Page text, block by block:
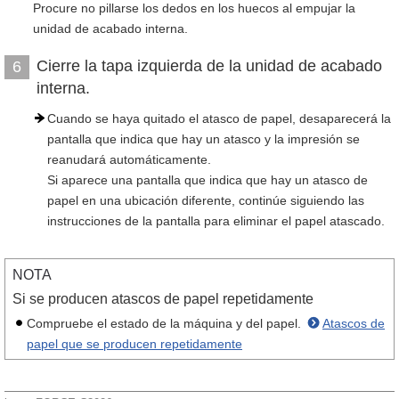
Procure no pillarse los dedos en los huecos al empujar la
unidad de acabado interna.
6
Cierre la tapa izquierda de la unidad de acabado
interna.
Cuando se haya quitado el atasco de papel, desaparecerá la
pantalla que indica que hay un atasco y la impresión se
reanudará automáticamente.
Si aparece una pantalla que indica que hay un atasco de
papel en una ubicación diferente, continúe siguiendo las
instrucciones de la pantalla para eliminar el papel atascado.
NOTA
Si se producen atascos de papel repetidamente
Compruebe el estado de la máquina y del papel.
Atascos de
papel que se producen repetidamente